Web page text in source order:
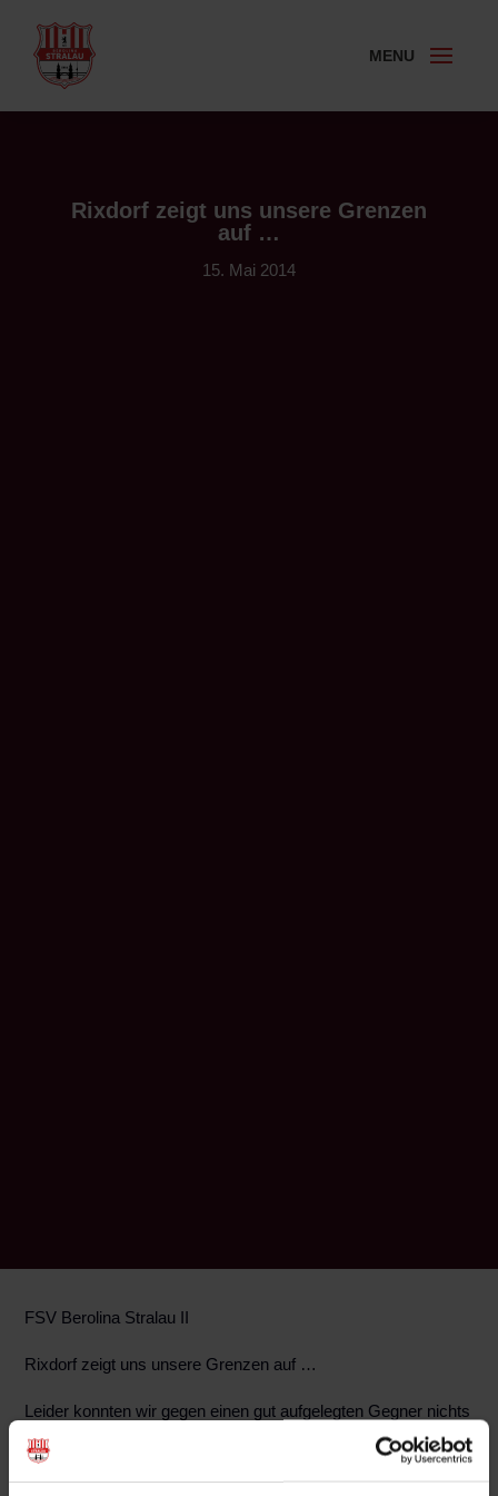
Rixdorf zeigt uns unsere Grenzen
auf …
15. Mai 2014
FSV Berolina Stralau II
Rixdorf zeigt uns unsere Grenzen auf …
Leider konnten wir gegen einen gut aufgelegten Gegner nichts
ausrichten und verloren die Partie verdient aber etwas zu
Die Angreifer um den Torschützen vom